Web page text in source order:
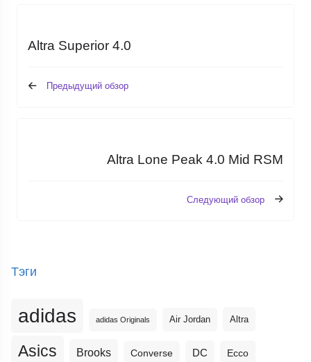
Altra Superior 4.0
Предыдущий обзор
Altra Lone Peak 4.0 Mid RSM
Следующий обзор
Тэги
adidas adidas Originals Air Jordan Altra
Asics Brooks Converse DC Ecco